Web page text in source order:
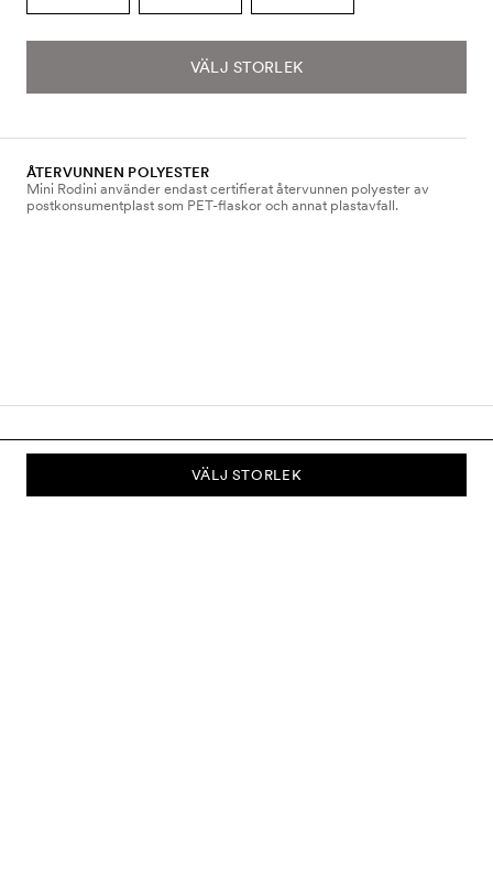
VÄLJ STORLEK
ÅTERVUNNEN POLYESTER
Mini Rodini använder endast certifierat återvunnen polyester av
postkonsumentplast som PET-flaskor och annat plastavfall.
VÄLJ STORLEK